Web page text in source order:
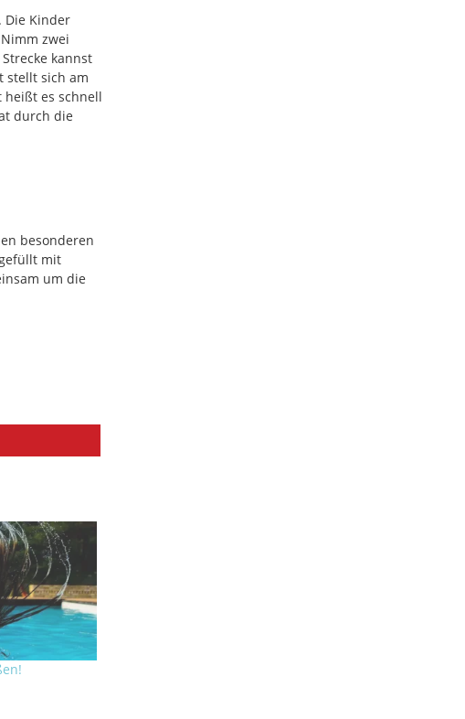
Die Kinder
zwei
kannst
stellt sich am
heißt es schnell
durch die
besonderen
mit
um die